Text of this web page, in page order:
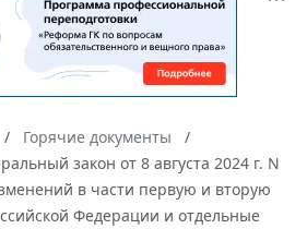
Горячие документы
закон от 8 августа 2024 г. N
в части первую и вторую
Федерации и отдельные